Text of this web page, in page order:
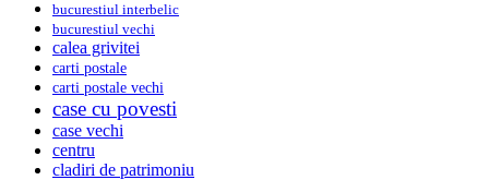
bucurestiul interbelic
bucurestiul vechi
calea grivitei
carti postale
carti postale vechi
case cu povesti
case vechi
centru
cladiri de patrimoniu